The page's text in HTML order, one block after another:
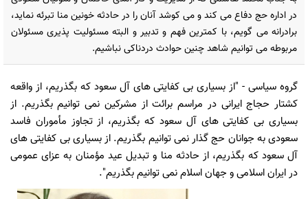
در اداره حج دفاع مى كند و مى كوشد آنان را در حادثه خونين منا تبرئه نمايد،
برادرانه مى گويم، با كمترين فهم و تدبير و البته مسئوليت پذيرى مسئولان
مربوطه مى توانيم شاهد چنين حوادث دردناكى نباشيم.
گروه سیاسی- "از بسيارى بى كفايتى هاى آل سعود كه بگذريم، از واقعه
كشتار حجاج ايرانى در مراسم برائت از مشركين نمى توانيم بگذريم. از
بسيارى بى كفايتى هاى آل سعود كه بگذريم، از تجاوز مأموران فاسد
سعودى به جوانان حج گذار نمى توانيم بگذريم. از بسيارى بى كفايتى هاى
آل سعود كه بگذريم، از حادثه منا و تبديل عيد مؤمنان به عزاى عمومى
در ايران اسلامى و جهان اسلام نمى توانيم بگذريم".